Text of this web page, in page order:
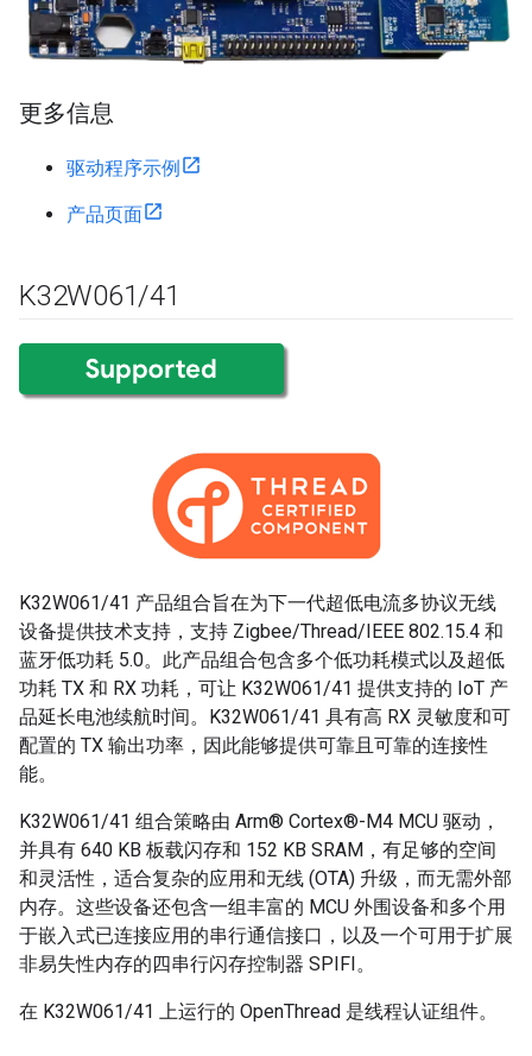
更多信息
驱动程序示例
产品页面
K32W061/41
K32W061/41 产品组合旨在为下一代超低电流多协议无线
设备提供技术支持，支持 Zigbee/Thread/IEEE 802.15.4 和
蓝牙低功耗 5.0。此产品组合包含多个低功耗模式以及超低
功耗 TX 和 RX 功耗，可让 K32W061/41 提供支持的 IoT 产
品延长电池续航时间。K32W061/41 具有高 RX 灵敏度和可
配置的 TX 输出功率，因此能够提供可靠且可靠的连接性
能。
K32W061/41 组合策略由 Arm® Cortex®-M4 MCU 驱动，
并具有 640 KB 板载闪存和 152 KB SRAM，有足够的空间
和灵活性，适合复杂的应用和无线 (OTA) 升级，而无需外部
内存。这些设备还包含一组丰富的 MCU 外围设备和多个用
于嵌入式已连接应用的串行通信接口，以及一个可用于扩展
非易失性内存的四串行闪存控制器 SPIFI。
在 K32W061/41 上运行的 OpenThread 是线程认证组件。